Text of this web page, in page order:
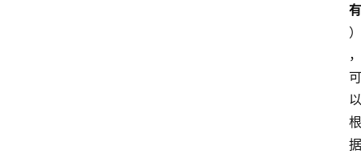
有
）
，
可
以
根
据